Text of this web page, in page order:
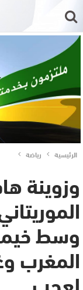
الرئيسية رياضة
وزوينة
وسط
المغرب